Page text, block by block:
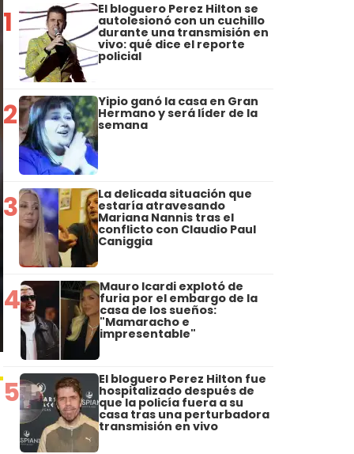
1 El bloguero Perez Hilton se
autolesionó con un cuchillo
durante una transmisión en
vivo: qué dice el reporte
policial
2 Yipio ganó la casa en Gran
Hermano y será líder de la
semana
3 La delicada situación que
estaría atravesando
Mariana Nannis tras el
conflicto con Claudio Paul
Caniggia
4 Mauro Icardi explotó de
furia por el embargo de la
casa de los sueños:
"Mamaracho e
impresentable"
5 El bloguero Perez Hilton fue
hospitalizado después de
que la policía fuera a su
casa tras una perturbadora
transmisión en vivo